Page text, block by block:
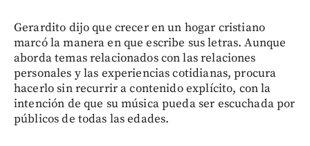
Gerardito dijo que crecer en un hogar cristiano
marcó la manera en que escribe sus letras. Aunque
aborda temas relacionados con las relaciones
personales y las experiencias cotidianas, procura
hacerlo sin recurrir a contenido explícito, con la
intención de que su música pueda ser escuchada por
públicos de todas las edades.